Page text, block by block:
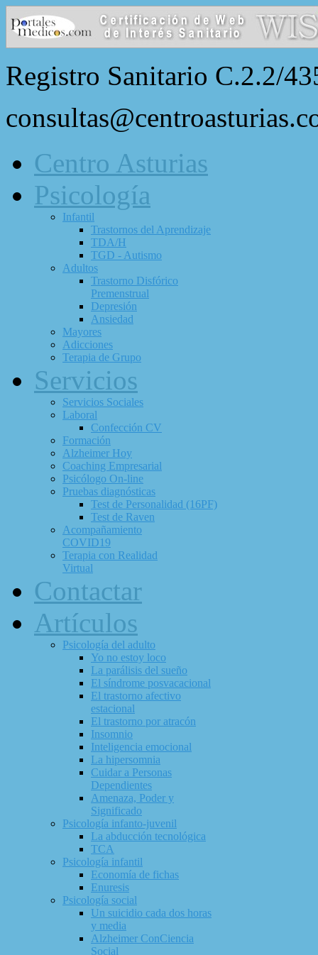
Registro Sanitario C.2.2/
Centro Asturias
Psicología
Infantil
Trastornos del Aprendizaje
TDA/H
TGD - Autismo
Adultos
Trastorno Disfórico
Premenstrual
Depresión
Ansiedad
Mayores
Adicciones
Terapia de Grupo
Servicios
Servicios Sociales
Laboral
Confección CV
Formación
Alzheimer Hoy
Coaching Empresarial
Psicólogo On-line
Pruebas diagnósticas
Test de Personalidad (16PF)
Test de Raven
Acompañamiento
COVID19
Terapia con Realidad
Virtual
Contactar
Artículos
Psicología del adulto
Yo no estoy loco
La parálisis del sueño
El síndrome posvacacional
El trastorno afectivo
estacional
El trastorno por atracón
Insomnio
Inteligencia emocional
La hipersomnia
Cuidar a Personas
Dependientes
Amenaza, Poder y
Significado
Psicología infanto-juvenil
La abducción tecnológica
TCA
Psicología infantil
Economía de fichas
Enuresis
Psicología social
Un suicidio cada dos horas
y media
Alzheimer ConCiencia
Social